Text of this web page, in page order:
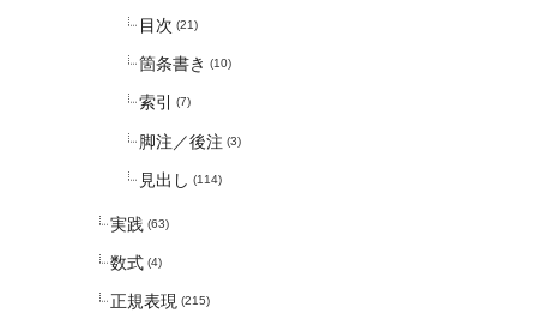
目次 (21)
箇条書き (10)
索引 (7)
脚注／後注 (3)
見出し (114)
実践 (63)
数式 (4)
正規表現 (215)